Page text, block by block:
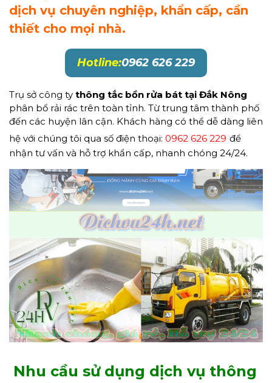
dịch vụ chuyên nghiệp, khẩn cấp, cần
thiết cho mọi nhà.
Hotline:0962 626 229
Trụ sở công ty thông tắc bồn rửa bát tại Đắk Nông
phân bổ rải rác trên toàn tỉnh. Từ trung tâm thành phố
đến các huyện lân cận. Khách hàng có thể dễ dàng liên
hệ với chúng tôi qua số điện thoại: 0962 626 229 để
nhận tư vấn và hỗ trợ khẩn cấp, nhanh chóng 24/24.
Nhu cầu sử dụng dịch vụ thông